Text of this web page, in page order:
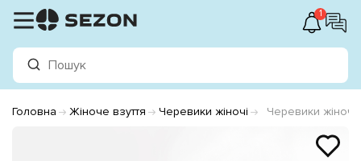
1
Головна Жіноче взуття Черевики жіночі Черевики